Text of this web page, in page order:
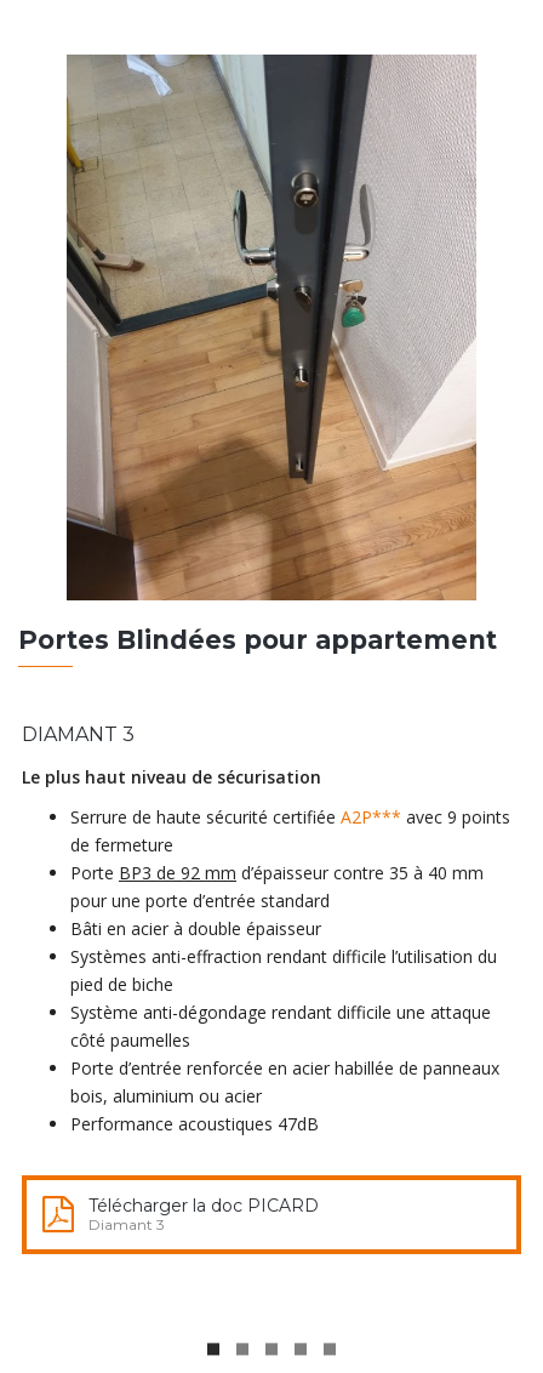
Portes Blindées pour appartement
DIAMANT 3
Le plus haut niveau de sécurisation
Serrure de haute sécurité certifiée A2P*** avec 9 points
de fermeture
Porte BP3 de 92 mm d’épaisseur contre 35 à 40 mm
pour une porte d’entrée standard
Bâti en acier à double épaisseur
Systèmes anti-effraction rendant difficile l’utilisation du
pied de biche
Système anti-dégondage rendant difficile une attaque
côté paumelles
Porte d’entrée renforcée en acier habillée de panneaux
bois, aluminium ou acier
Performance acoustiques 47dB
Télécharger la doc PICARD
Diamant 3